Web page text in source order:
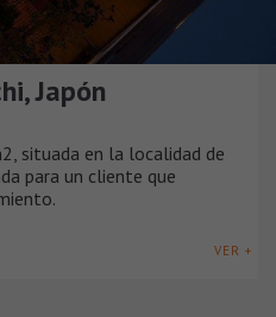
Japón
situada en la localidad de
para un cliente que
VER +